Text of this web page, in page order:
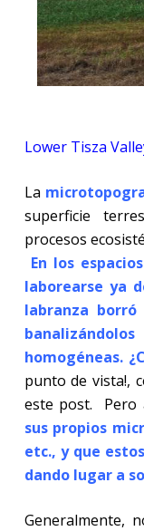
Lower Tisza
La
superficie
procesos
En los
laborearse ya
labranza
homogéneas.
punto de vista!,
este post. Pero
sus propios
etc., y que
dando lugar a
Generalmente,